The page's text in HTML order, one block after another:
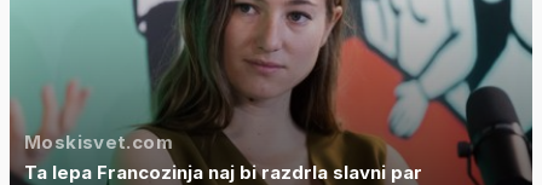
Moskisvet.com
Ta lepa Francozinja naj bi razdrla slavni par